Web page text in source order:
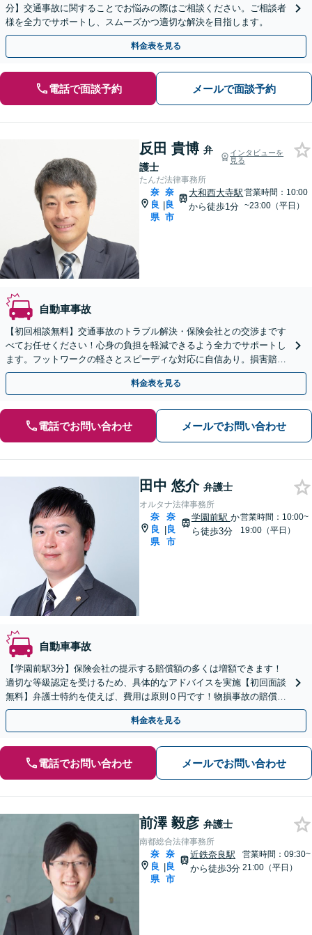
分】交通事故に関することでお悩みの際はご相談ください。ご相談者
様を全力でサポートし、スムーズかつ適切な解決を目指します。
料金表を見る
電話で面談予約 メールで面談予約
反田 貴博 弁
護士
インタビューを
見る
たんだ法律事務所
奈
良
県
|
奈
良
市
大和西大寺駅
から徒歩1分
営業時間：10:00
~23:00（平日）
自動車事故
【初回相談無料】交通事故のトラブル解決・保険会社との交渉まです
べてお任せください！心身の負担を軽減できるよう全力でサポートし
ます。フットワークの軽さとスピーディな対応に自信あり。損害賠償
請求／示談交渉【休日・夜間対応可】【大和西大寺駅1分】
料金表を見る
電話でお問い合わせ メールでお問い合わせ
田中 悠介 弁護士
オルタナ法律事務所
奈
良
県
|
奈
良
市
学園前駅 か
ら徒歩3分
営業時間：10:00~
19:00（平日）
自動車事故
【学園前駅3分】保険会社の提示する賠償額の多くは増額できます！
適切な等級認定を受けるため、具体的なアドバイスを実施【初回面談
無料】弁護士特約を使えば、費用は原則０円です！物損事故の賠償金
は中古車価格まで増額交渉できます【夜間面談可】
料金表を見る
電話でお問い合わせ メールでお問い合わせ
前澤 毅彦 弁護士
南都総合法律事務所
奈
良
県
|
奈
良
市
近鉄奈良駅
から徒歩3分
営業時間：09:30~
21:00（平日）